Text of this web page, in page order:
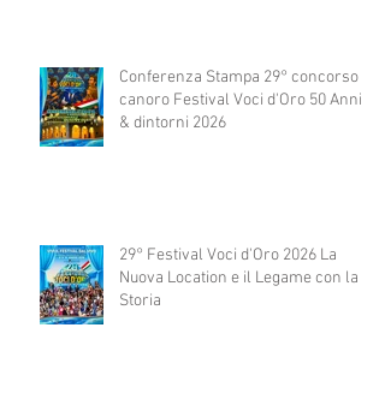
Conferenza Stampa 29° concorso
canoro Festival Voci d'Oro 50 Anni
& dintorni 2026
29° Festival Voci d'Oro 2026 La
Nuova Location e il Legame con la
Storia